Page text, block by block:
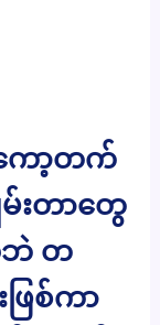
ော့တက်
မ်းတာတွေ
ဘဲ တ
ဖြစ်ကာ